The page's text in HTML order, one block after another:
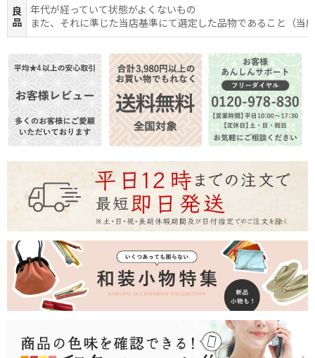
良
品
年代が経っていて状態がよくないもの
また、それに準じた当店基準にて選定した品物であること（当